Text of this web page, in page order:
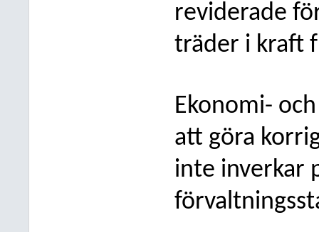
reviderade
träder i kraft
Ekonomi-
att göra
inte inverkar